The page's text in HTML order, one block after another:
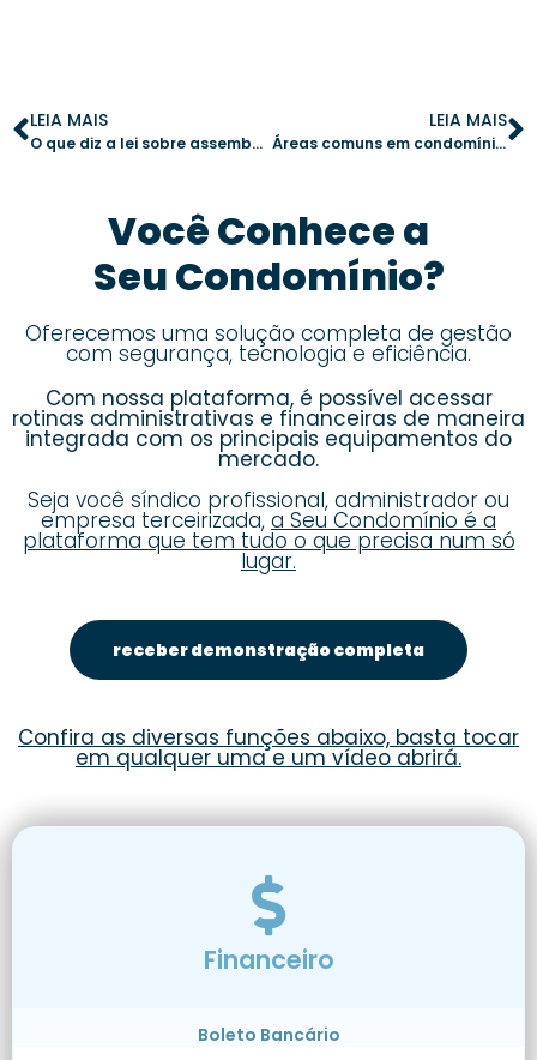
LEIA MAIS
O que diz a lei sobre assembleias virtuais em condomínios?
LEIA MAIS
Áreas comuns em condomínios: um guia completo para moradores e síndicos
Você Conhece a
Seu Condomínio?
Oferecemos uma solução completa de gestão
com segurança, tecnologia e eficiência.
Com nossa plataforma, é possível acessar
rotinas administrativas e financeiras de maneira
integrada com os principais equipamentos do
mercado.
Seja você síndico profissional, administrador ou
empresa terceirizada, a Seu Condomínio é a
plataforma que tem tudo o que precisa num só
lugar.
receber demonstração completa
Confira as diversas funções abaixo, basta tocar
em qualquer uma e um vídeo abrirá.
Financeiro
Boleto Bancário